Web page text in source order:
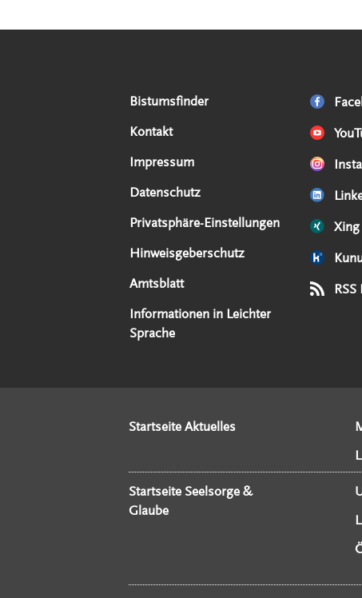
Serviceangebote
Bistumsfinder
Kontakt
Impressum
Datenschutz
Privatsphäre-Einstellungen
Hinweisgeberschutz
Amtsblatt
Informationen in Leichter
Sprache
Social Media Angebote
Xing
RSS
Externe Links
Startseite Aktuelles
Startseite Seelsorge &
Glaube